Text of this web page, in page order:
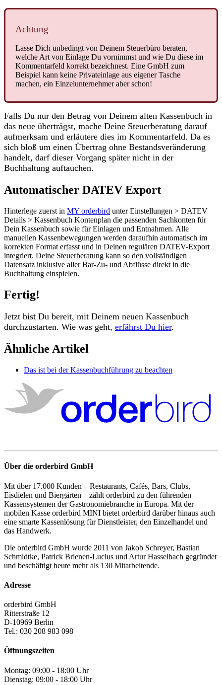
Achtung
Lasse Dich unbedingt von Deinem Steuerbüro beraten,
welche Art von Einlage Du vornimmst und wie Du diese im
Kommentarfeld korrekt bezeichnest. Eine GmbH zum
Beispiel kann keine Privateinlage aus eigener Tasche
machen, ein Einzelunternehmer aber schon!
Falls Du nur den Betrag von Deinem alten Kassenbuch in
das neue überträgst, mache Deine Steuerberatung darauf
aufmerksam und erläutere dies im Kommentarfeld. Da es
sich bloß um einen Übertrag ohne Bestandsveränderung
handelt, darf dieser Vorgang später nicht in der
Buchhaltung auftauchen.
Automatischer DATEV Export
Hinterlege zuerst in MY orderbird unter Einstellungen > DATEV
Details > Kassenbuch Kontenplan die passenden Sachkonten für
Dein Kassenbuch sowie für Einlagen und Entnahmen. Alle
manuellen Kassenbewegungen werden daraufhin automatisch im
korrekten Format erfasst und in Deinen regulären DATEV-Export
integriert. Deine Steuerberatung kann so den vollständigen
Datensatz inklusive aller Bar-Zu- und Abflüsse direkt in die
Buchhaltung einspielen.
Fertig!
Jetzt bist Du bereit, mit Deinem neuen Kassenbuch
durchzustarten. Wie was geht, erfährst Du hier.
Ähnliche Artikel
Das ist bei der Kassenbuchführung zu beachten
Über die orderbird GmbH
Mit über 17.000 Kunden – Restaurants, Cafés, Bars, Clubs,
Eisdielen und Biergärten – zählt orderbird zu den führenden
Kassensystemen der Gastronomiebranche in Europa. Mit der
mobilen Kasse orderbird MINI bietet orderbird darüber hinaus auch
eine smarte Kassenlösung für Dienstleister, den Einzelhandel und
das Handwerk.
Die orderbird GmbH wurde 2011 von Jakob Schreyer, Bastian
Schmidtke, Patrick Brienen-Lucius und Artur Hasselbach gegründet
und beschäftigt heute mehr als 130 Mitarbeitende.
Adresse
orderbird GmbH
Ritterstraße 12
D-10969 Berlin
Tel.: 030 208 983 098
Öffnungszeiten
Montag: 09:00 - 18:00 Uhr
Dienstag: 09:00 - 18:00 Uhr